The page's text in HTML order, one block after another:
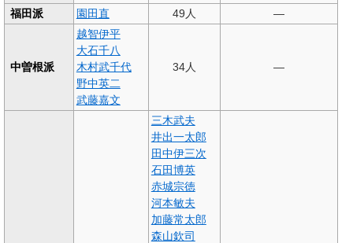
福田派
園田直 49人 —
中曽根派
越智伊平
大石千八
木村武千代
野中英二
武藤嘉文
34人 —
三木武夫
井出一太郎
田中伊三次
石田博英
赤城宗徳
河本敏夫
加藤常太郎
森山欽司